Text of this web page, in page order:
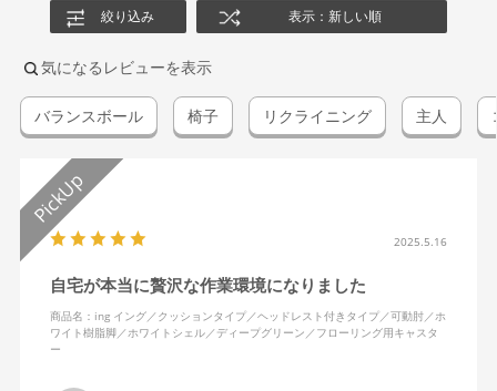
絞り込み 表示：新しい順
気になるレビューを表示
バランスボール 椅子 リクライニング 主人
2025.5.16
自宅が本当に贅沢な作業環境になりました
商品名：ing イング／クッションタイプ／ヘッドレスト付きタイプ／可動肘／ホ
ワイト樹脂脚／ホワイトシェル／ディープグリーン／フローリング用キャスタ
ー